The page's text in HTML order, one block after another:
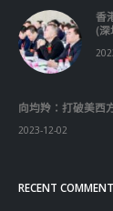
香
(
向均羚：打破美西
2023-12-02
RECENT